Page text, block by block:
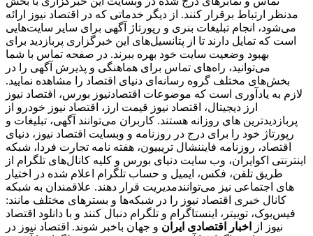
مدنظر ارتباط برقرار کنند. از دیگر خدماتی که در اقتصاد نیوز ارائه
می‌شود، انجام تبلیغات بنری و رپورتاژ آگهی برای سایر سایت‌هایی
است که تمایل دارند تا از پتانسیل‌های این خبرگزاری پربازدید برای
بهبود وضعیت سایت خود بهره ببرند. در صفحه تماس با شما
می‌توانید، راه‌های تماس برای هماهنگی و پذیرش آگهی را در
بخش‌های مختلف گروه رسانه‌ای دنیای اقتصاد را مشاهده نمایید.
لازم به یادآوری است که موضوعات اقتصادنیوز بورس، اقتصاد نیوز
ارز دیجیتال، اقتصاد نیوز قیمت ارز، اقتصاد نیوز خودرو از
پربازدیدترین های روزانه هستند. کاربران می‌توانند آگهی، تبلیغات و
رپورتاژ خود را برای درج در روزنامه و وبسایت اقتصاد نیوز، دنیای
اقتصاد، روزنامه فایننشال تریبیون، هفته نامه تجارت فردا، شبکه
اینترنتی اکوایران، وب سایت دنیای بورس و کلیه کانال‌های تلگرام از
طریق تلفن، فکس، ایمیل و حساب تلگرام اعلام شده در اختیار
مدیریت قرار دهند. علاقمندان به شبکه‎‌های اجتماعی نیز می‌توانند
کانال خبری اقتصاد نیوز را در شبکه‌ها و بسترهای مختلف مانند:
فیس‌بوک، توییتر، اینستاگرام و تلگرام دنبال کنند و با دانلود اقتصاد
نیوز از
اخبار اقتصادی ایران و جهان باخبر شوند. اقتصاد نیوز در